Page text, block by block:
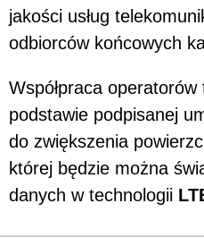
jakości usług
odbiorców końcowych
Współpraca
podstawie podpisanej
do zwiększenia
której będzie można
danych w technologii